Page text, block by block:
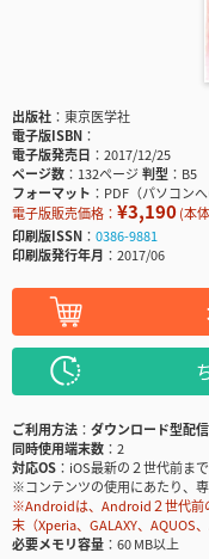
出版社
東京医学社
電子版ISBN
電子版発売日
2017/12/25
ページ数
132ページ判型
B5
フォーマット
PDF（パソコン
電子版販売価格： ¥3,190(本
印刷版ISSN
0386-9881
印刷版発行年月
2017/06
ご利用方法
ダウンロード型配
同時使用端末数
2
対応OS
iOS最新の２世代前ま
※コンテンツの使用にあたり、
※Androidは、Android２世代前
末（Xperia、GALAXY、AQUOS
必要メモリ容量
60 MB以上